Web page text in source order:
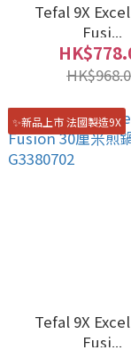
Tefal 9X
Fusi...
✨新品上市 法國製造9X
Tefal 9X
Fusi...